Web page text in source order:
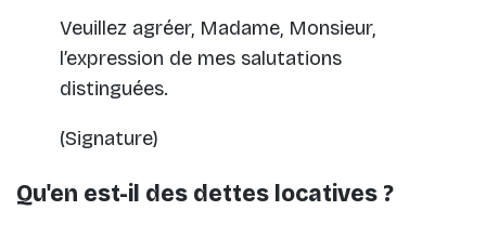
Veuillez agréer, Madame, Monsieur,
l’expression de mes salutations
distinguées.
(Signature)
Qu'en est-il des dettes locatives ?